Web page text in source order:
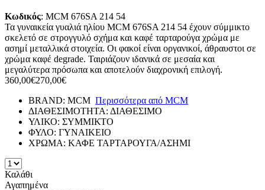
Κωδικός: MCM 676SA 214 54
Τα γυναικεία γυαλιά ηλίου MCM 676SA 214 54 έχουν σύμμικτο
σκελετό σε στρογγυλό σχήμα και καφέ ταρταρούγα χρώμα με
ασημί μεταλλικά στοιχεία. Οι φακοί είναι οργανικοί, άθραυστοι σε
χρώμα καφέ degrade. Ταιριάζουν ιδανικά σε μεσαία και
μεγαλύτερα πρόσωπα και αποτελούν διαχρονική επιλογή.
360,00€270,00€
BRAND: MCM Περισσότερα από MCM
ΔΙΑΘΕΣΙΜΟΤΗΤΑ: ΔΙΑΘΕΣΙΜΟ
ΥΛΙΚΟ: ΣΥΜΜΙΚΤΟ
ΦΥΛΟ: ΓΥΝΑΙΚΕΙΟ
ΧΡΩΜΑ: ΚΑΦΕ ΤΑΡΤΑΡΟΥΓΑ/ΑΣΗΜΙ
Καλάθι
Αγαπημένα